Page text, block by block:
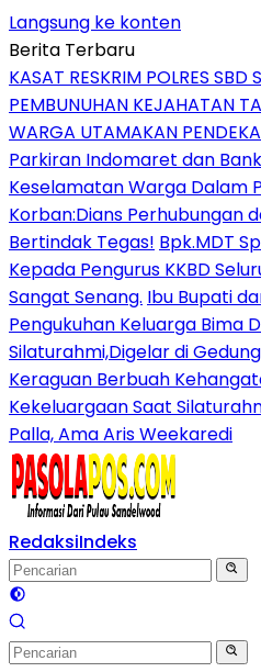
Langsung ke konten
Berita Terbaru
KASAT RESKRIM POLRES SBD
PEMBUNUHAN KEJAHATAN
WARGA UTAMAKAN
Parkiran Indomaret dan
Keselamatan Warga Dalam
Korban:Dians Perhubungan
Bertindak Tegas! Bpk.MDT
Kepada Pengurus KKBD
Sangat Senang. Ibu Bupati
Pengukuhan Keluarga Bima
Silaturahmi,Digelar di
Keraguan Berbuah
Kekeluargaan Saat
Palla, Ama Aris Weekaredi
RedaksiIndeks